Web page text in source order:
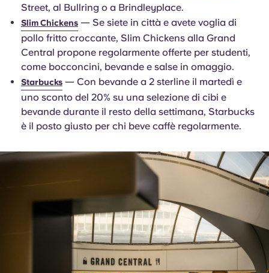
Street, al Bullring o a Brindleyplace.
Slim Chickens — Se siete in città e avete voglia di
pollo fritto croccante, Slim Chickens alla Grand
Central propone regolarmente offerte per studenti,
come bocconcini, bevande e salse in omaggio.
Starbucks — Con bevande a 2 sterline il martedì e
uno sconto del 20% su una selezione di cibi e
bevande durante il resto della settimana, Starbucks
è il posto giusto per chi beve caffè regolarmente.